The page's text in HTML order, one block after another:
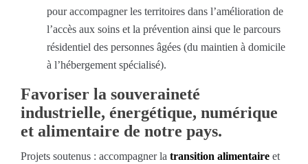
pour accompagner les territoires dans l’amélioration de
l’accès aux soins et la prévention ainsi que le parcours
résidentiel des personnes âgées (du maintien à domicile
à l’hébergement spécialisé).
Favoriser la souveraineté
industrielle, énergétique, numérique
et alimentaire de notre pays.
Projets soutenus : accompagner la transition alimentaire et